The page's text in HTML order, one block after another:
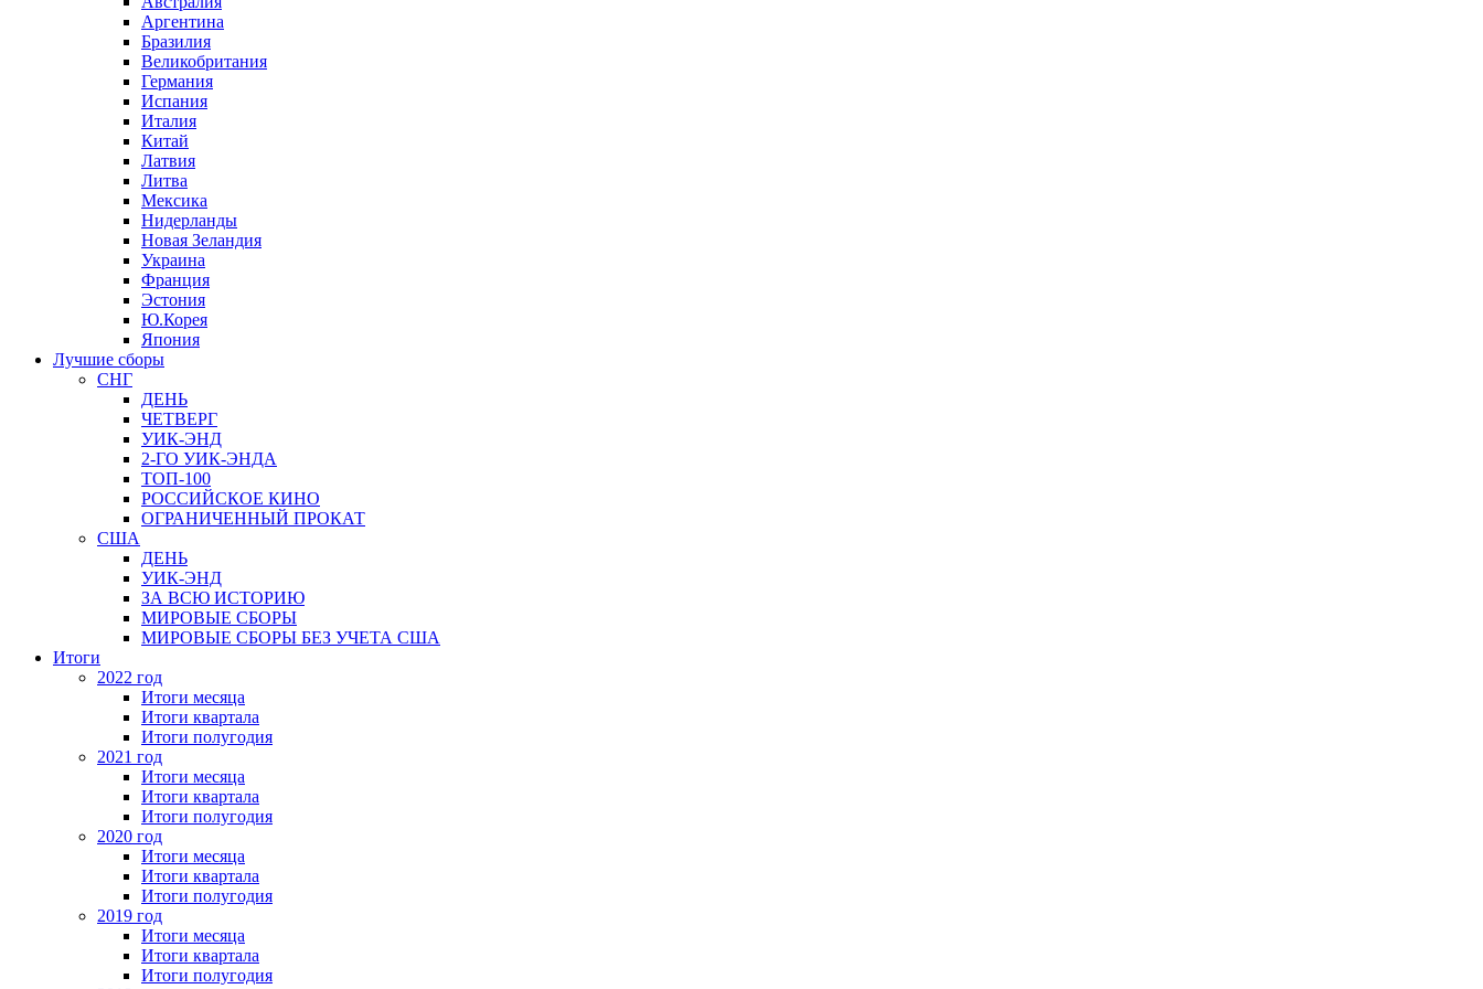
Аргентина
Бразилия
Великобритания
Германия
Испания
Италия
Китай
Латвия
Литва
Мексика
Нидерланды
Новая Зеландия
Украина
Франция
Эстония
Ю.Корея
Япония
Лучшие сборы
СНГ
ДЕНЬ
ЧЕТВЕРГ
УИК-ЭНД
2-ГО УИК-ЭНДА
ТОП-100
РОССИЙСКОЕ КИНО
ОГРАНИЧЕННЫЙ ПРОКАТ
США
ДЕНЬ
УИК-ЭНД
ЗА ВСЮ ИСТОРИЮ
МИРОВЫЕ СБОРЫ
МИРОВЫЕ СБОРЫ БЕЗ УЧЕТА США
Итоги
2022 год
Итоги месяца
Итоги квартала
Итоги полугодия
2021 год
Итоги месяца
Итоги квартала
Итоги полугодия
2020 год
Итоги месяца
Итоги квартала
Итоги полугодия
2019 год
Итоги месяца
Итоги квартала
Итоги полугодия